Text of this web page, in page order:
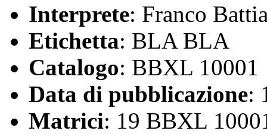
Interprete: Franco
Etichetta: BLA BLA
Catalogo: BBXL 10001
Data di pubblicazione:
Matrici: 19 BBXL